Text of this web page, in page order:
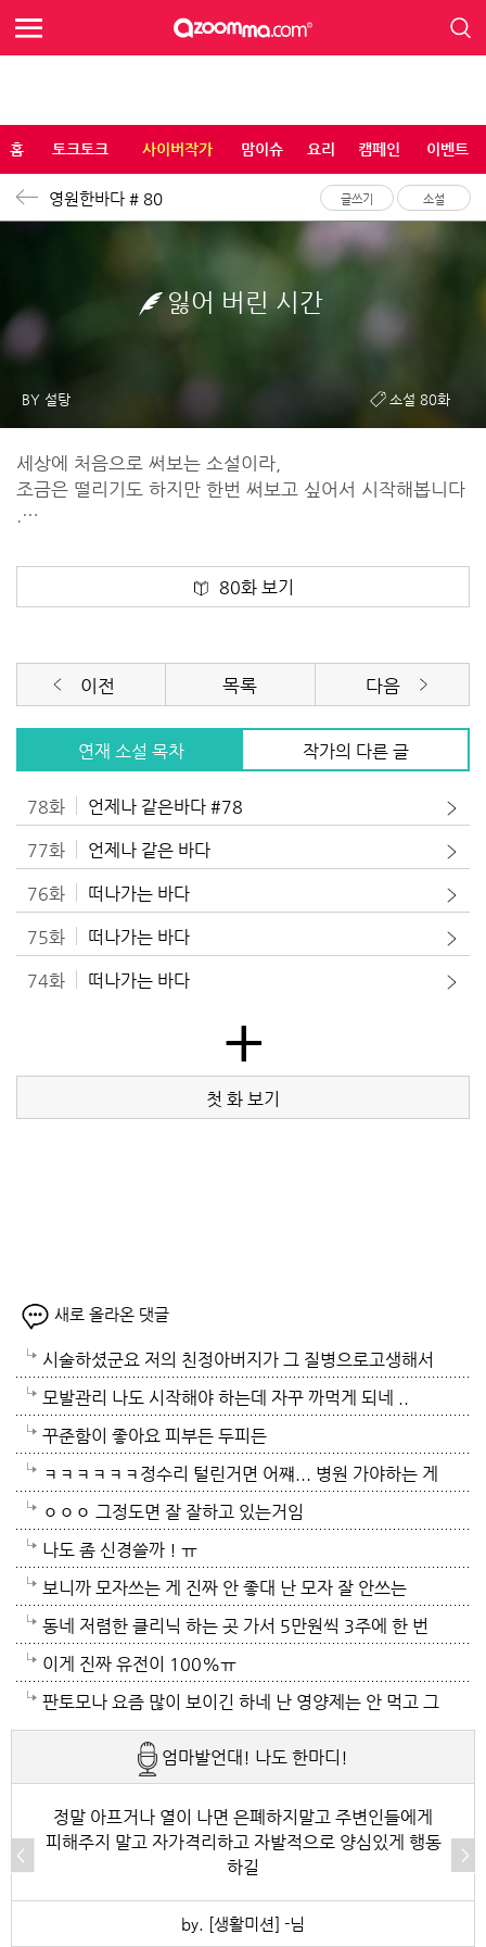
홈 토크토크 사이버작가 맘이슈 요리 캠페인 이벤트
영원한바다 # 80 글쓰기 소설
잃어 버린 시간
BY 설탕 소설 80화
세상에 처음으로 써보는 소설이라,
조금은 떨리기도 하지만 한번 써보고 싶어서 시작해봅니다
.
80화 보기
이전 목록 다음
연재 소설 목차 작가의 다른 글
78화 언제나 같은바다 #78
77화 언제나 같은 바다
76화 떠나가는 바다
75화 떠나가는 바다
74화 떠나가는 바다
+
첫 화 보기
새로 올라온 댓글
시술하셨군요 저의 친정아버지가 그 질병으로고생해서
저도 좀 압니다 남자들이 나이먹음 잘 걸리는병이죠 여
자들이 방광염에 자주 걸리듯이 그병도 재발이 잦은편
이여서 조심하셔야 할거에요 남편분 술 좋아하시나요
보통 술많이 드시는분이 오는 질병인데 저의 아버지가
술고래였거든요
모발관리 나도 시작해야 하는데 자꾸 까먹게 되네 ..
꾸준함이 좋아요 피부든 두피든
ㅋㅋㅋㅋㅋㅋ정수리 털린거면 어쨰... 병원 가야하는 게
아닌지..
ㅇㅇㅇ 그정도면 잘 잘하고 있는거임
나도 좀 신경쓸까 ! ㅠ
보니까 모자쓰는 게 진짜 안 좋대 난 모자 잘 안쓰는
중... 캡모자 특히
동네 저렴한 클리닉 하는 곳 가서 5만원씩 3주에 한 번
씩 가는것도 좋아~~
이게 진짜 유전이 100%ㅠ
판토모나 요즘 많이 보이긴 하네 난 영양제는 안 먹고 그
냥 샴푸만 좋은 거 쓰는데 에반가
엄마발언대! 나도 한마디!
정말 아프거나 열이 나면 은폐하지말고 주변인들에게
피해주지 말고 자가격리하고 자발적으로 양심있게 행동
하길
by. [생활미션] -님